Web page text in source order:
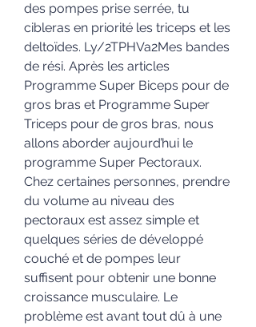
des pompes prise serrée, tu
cibleras en priorité les triceps et les
deltoïdes. Ly/2TPHVa2Mes bandes
de rési. Après les articles
Programme Super Biceps pour de
gros bras et Programme Super
Triceps pour de gros bras, nous
allons aborder aujourd’hui le
programme Super Pectoraux.
Chez certaines personnes, prendre
du volume au niveau des
pectoraux est assez simple et
quelques séries de développé
couché et de pompes leur
suffisent pour obtenir une bonne
croissance musculaire. Le
problème est avant tout dû à une